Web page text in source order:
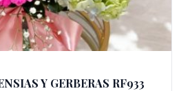
Y GERBERAS RF933